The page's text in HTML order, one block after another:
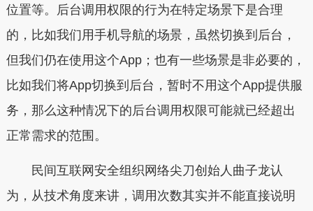
位置等。后台调用权限的行为在特定场景下是合理
的，比如我们用手机导航的场景，虽然切换到后台，
但我们仍在使用这个App；也有一些场景是非必要的，
比如我们将App切换到后台，暂时不用这个App提供服
务，那么这种情况下的后台调用权限可能就已经超出
正常需求的范围。
民间互联网安全组织网络尖刀创始人曲子龙认
为，从技术角度来讲，调用次数其实并不能直接说明